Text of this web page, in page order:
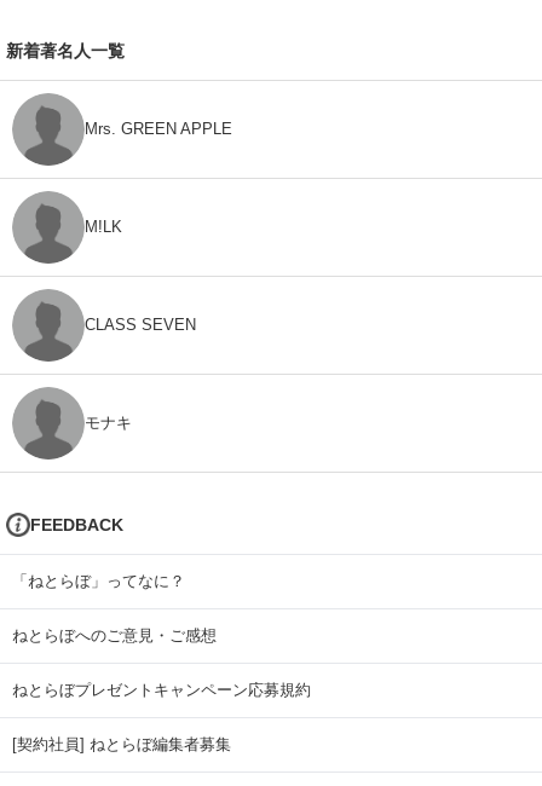
新着著名人一覧
Mrs. GREEN APPLE
M!LK
CLASS SEVEN
モナキ
FEEDBACK
「ねとらぼ」ってなに？
ねとらぼへのご意見・ご感想
ねとらぼプレゼントキャンペーン応募規約
[契約社員] ねとらぼ編集者募集